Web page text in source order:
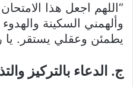
“اللهم اجعل هذا
وألهمني السكينة
يطمئن وعقلي يستقر. يا
ج. الدعاء بالتركيز